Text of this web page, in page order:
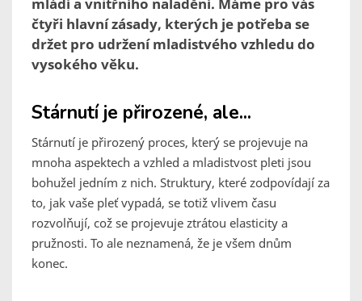
mládí a vnitřního naladění. Máme pro vás
čtyři hlavní zásady, kterých je potřeba se
držet pro udržení mladistvého vzhledu do
vysokého věku.
Stárnutí je přirozené, ale...
Stárnutí je přirozený proces, který se projevuje na
mnoha aspektech a vzhled a mladistvost pleti jsou
bohužel jedním z nich. Struktury, které zodpovídají za
to, jak vaše pleť vypadá, se totiž vlivem času
rozvolňují, což se projevuje ztrátou elasticity a
pružnosti. To ale neznamená, že je všem dnům
konec.